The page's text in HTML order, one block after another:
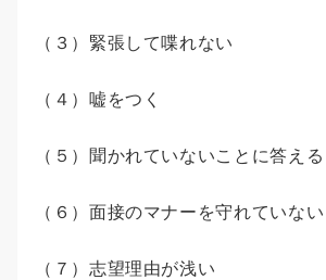
（３）緊張して喋れない
（４）嘘をつく
（５）聞かれていないことに答える
（６）面接のマナーを守れていない
（７）志望理由が浅い